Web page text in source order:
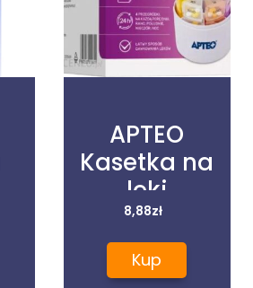
APTEO
Kasetka na
leki
tygodniowa
4-komorowa
8,88zł
Kup